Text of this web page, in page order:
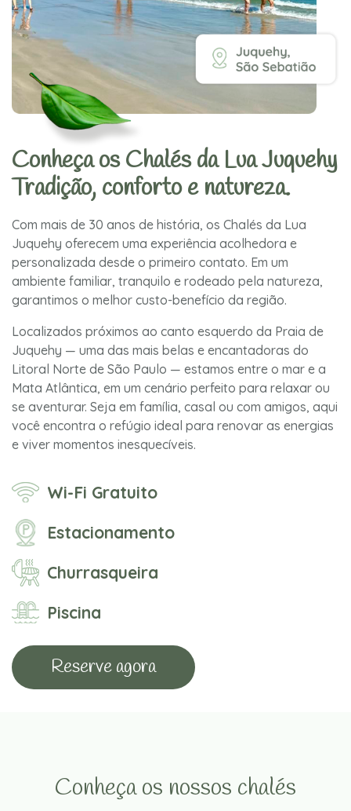
Conheça os Chalés da Lua Juquehy
Tradição, conforto e natureza.
Com mais de 30 anos de história, os Chalés da Lua
Juquehy oferecem uma experiência acolhedora e
personalizada desde o primeiro contato. Em um
ambiente familiar, tranquilo e rodeado pela natureza,
garantimos o melhor custo-benefício da região.
Localizados próximos ao canto esquerdo da Praia de
Juquehy — uma das mais belas e encantadoras do
Litoral Norte de São Paulo — estamos entre o mar e a
Mata Atlântica, em um cenário perfeito para relaxar ou
se aventurar. Seja em família, casal ou com amigos, aqui
você encontra o refúgio ideal para renovar as energias
e viver momentos inesquecíveis.
Wi-Fi Gratuito
Estacionamento
Churrasqueira
Piscina
Reserve agora
Conheça os nossos chalés